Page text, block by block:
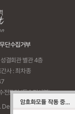
단수집거부
결회관 별관 4층
간사 : 최차종
도단 (독수리사역)
Designed & Programmed